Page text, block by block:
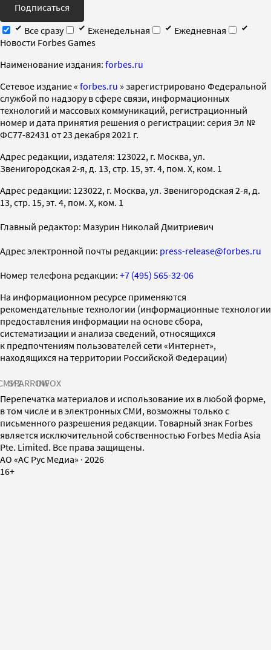
Подписаться
Все сразу
Еженедельная
Ежедневная
Новости Forbes Games
Наименование издания: forbes.ru
Cетевое издание « forbes.ru » зарегистрировано Федеральной
службой по надзору в сфере связи, информационных
технологий и массовых коммуникаций, регистрационный
номер и дата принятия решения о регистрации: серия Эл №
ФС77-82431 от 23 декабря 2021 г.
Адрес редакции, издателя: 123022, г. Москва, ул.
Звенигородская 2-я, д. 13, стр. 15, эт. 4, пом. X, ком. 1
Адрес редакции: 123022, г. Москва, ул. Звенигородская 2-я, д.
13, стр. 15, эт. 4, пом. X, ком. 1
Главный редактор: Мазурин Николай Дмитриевич
Адрес электронной почты редакции: press-release@forbes.ru
Номер телефона редакции: +7 (495) 565-32-06
На информационном ресурсе применяются
рекомендательные технологии (информационные технологии
предоставления информации на основе сбора,
систематизации и анализа сведений, относящихся
к предпочтениям пользователей сети «Интернет»,
находящихся на территории Российской Федерации)
SPARROWINFOX
Перепечатка материалов и использование их в любой форме,
в том числе и в электронных СМИ, возможны только с
письменного разрешения редакции. Товарный знак Forbes
является исключительной собственностью Forbes Media Asia
Pte. Limited. Все права защищены.
AO «АС Рус Медиа» · 2026
16+